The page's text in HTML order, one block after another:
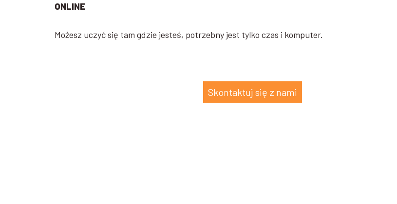
ONLINE
Możesz uczyć się tam gdzie jesteś, potrzebny jest tylko czas i komputer.
Skontaktuj się z nami